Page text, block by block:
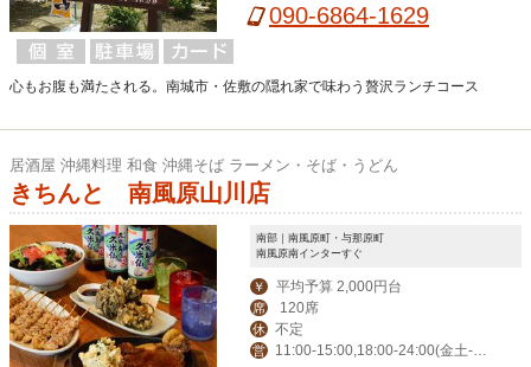
090-6864-1629
心もお腹も満たされる。南城市・佐敷の隠れ家で味わう贅沢ランチコース
居酒屋 沖縄料理 和食 沖縄そば ラーメン・そば・うどん
きちんと 南風原山川店
南部｜南風原町・与那原町
南風原南インターすぐ
￥ 平均予算 2,000円台
席 120席
休 不定
営
11:00-15:00,18:00-24:00(金土-翌